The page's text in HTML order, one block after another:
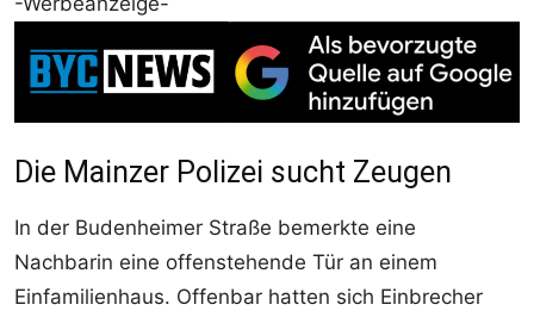
Die Mainzer Polizei sucht Zeugen
In der Budenheimer Straße bemerkte eine
Nachbarin eine offenstehende Tür an einem
Einfamilienhaus. Offenbar hatten sich Einbrecher